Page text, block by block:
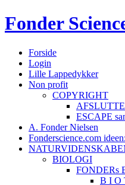
Fonder
Forside
Login
Lille Lappedykker
Non profit
COPYRIGHT
ESCAPE
A. Fonder Nielsen
Fonderscience.com ideen:
BIOLOGI
FONDERs
B I O